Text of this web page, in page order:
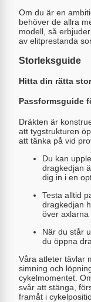
Om du är en
behöver de allra
modell, så
av elitprestanda
Storleksguide
Hitta din rätta
Passformsguide
Dräkten är
att tygstrukturen
att tänka på vid
Du kan
dragkedjan
dig in i en
Testa alltid
dragkedjan
över axlarna
När du står
du öppna
Våra atleter tävlar
simning och
cykelmomentet.
svår att stänga,
framåt i